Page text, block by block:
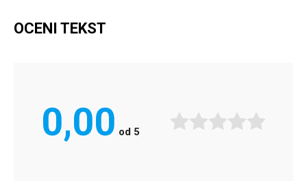
OCENI TEKST
0,00 od 5